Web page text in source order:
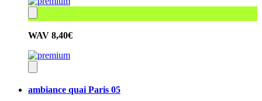
WAV 8,40€
ambiance quai Paris 05